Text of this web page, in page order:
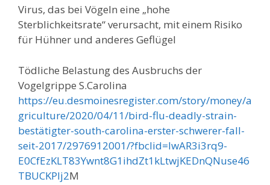
Virus, das bei Vögeln eine „hohe
Sterblichkeitsrate“ verursacht, mit einem Risiko
für Hühner und anderes Geflügel
Tödliche Belastung des Ausbruchs der
Vogelgrippe S.Carolina
https://eu.desmoinesregister.com/story/money/a
griculture/2020/04/11/bird-flu-deadly-strain-
bestätigter-south-carolina-erster-schwerer-fall-
seit-2017/2976912001/?fbclid=IwAR3i3rq9-
E0CfEzKLT83Ywnt8G1ihdZt1kLtwjKEDnQNuse46
TBUCKPIj2M